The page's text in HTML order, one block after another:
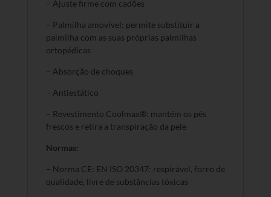
– Ajuste firme com cadões
– Palmilha amovível: permite substituir a
palmilha com as suas próprias palmilhas
ortopédicas
– Absorção de choques
– Antiestático
– Revestimento Coolmax®: mantém os pés
frescos e retira a transpiração da pele
Normas:
– Norma CE: EN ISO 20347: respirável, forro de
qualidade, livre de substâncias tóxicas